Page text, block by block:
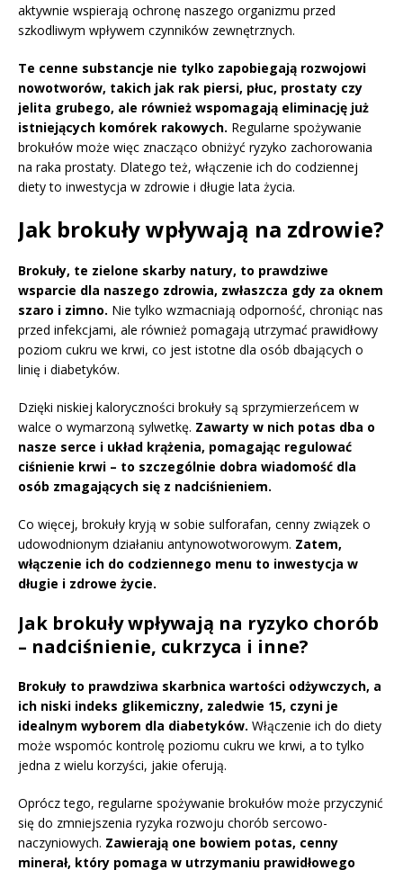
aktywnie wspierają ochronę naszego organizmu przed
szkodliwym wpływem czynników zewnętrznych.
Te cenne substancje nie tylko zapobiegają rozwojowi
nowotworów, takich jak rak piersi, płuc, prostaty czy
jelita grubego, ale również wspomagają eliminację już
istniejących komórek rakowych. Regularne spożywanie
brokułów może więc znacząco obniżyć ryzyko zachorowania
na raka prostaty. Dlatego też, włączenie ich do codziennej
diety to inwestycja w zdrowie i długie lata życia.
Jak brokuły wpływają na zdrowie?
Brokuły, te zielone skarby natury, to prawdziwe
wsparcie dla naszego zdrowia, zwłaszcza gdy za oknem
szaro i zimno. Nie tylko wzmacniają odporność, chroniąc nas
przed infekcjami, ale również pomagają utrzymać prawidłowy
poziom cukru we krwi, co jest istotne dla osób dbających o
linię i diabetyków.
Dzięki niskiej kaloryczności brokuły są sprzymierzeńcem w
walce o wymarzoną sylwetkę. Zawarty w nich potas dba o
nasze serce i układ krążenia, pomagając regulować
ciśnienie krwi – to szczególnie dobra wiadomość dla
osób zmagających się z nadciśnieniem.
Co więcej, brokuły kryją w sobie sulforafan, cenny związek o
udowodnionym działaniu antynowotworowym. Zatem,
włączenie ich do codziennego menu to inwestycja w
długie i zdrowe życie.
Jak brokuły wpływają na ryzyko chorób
– nadciśnienie, cukrzyca i inne?
Brokuły to prawdziwa skarbnica wartości odżywczych, a
ich niski indeks glikemiczny, zaledwie 15, czyni je
idealnym wyborem dla diabetyków. Włączenie ich do diety
może wspomóc kontrolę poziomu cukru we krwi, a to tylko
jedna z wielu korzyści, jakie oferują.
Oprócz tego, regularne spożywanie brokułów może przyczynić
się do zmniejszenia ryzyka rozwoju chorób sercowo-
naczyniowych. Zawierają one bowiem potas, cenny
minerał, który pomaga w utrzymaniu prawidłowego